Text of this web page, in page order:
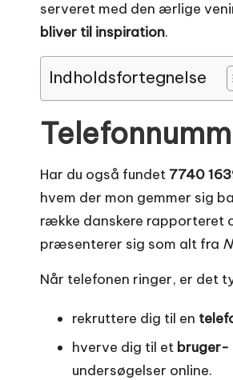
serveret med den ærlige
bliver til inspiration.
Indholdsfortegnelse
Har du også fundet 7740
hvem der mon gemmer sig
række danskere rapporteret
præsenterer sig som alt fra
Når telefonen ringer, er det
rekruttere dig til en
hverve dig til et bruger-
undersøgelser online.